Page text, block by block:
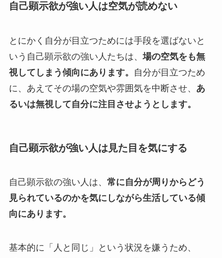
自己顕示欲が強い人は空気が読めない
とにかく自分が目立つためには手段を選ばないと
いう自己顕示欲の強い人たちは、場の空気をも無
視してしまう傾向にあります。
自分が目立つため
に、あえてその場の空気や雰囲気を中断させ、 あ
るいは無視して自分に注目させようとします。
自己顕示欲が強い人は見た目を気にする
自己顕示欲の強い人は、 常に自分が周りからどう
見られているのかを気にしながら生活している傾
向にあります。
基本的に「人と同じ」という状況を嫌うため、